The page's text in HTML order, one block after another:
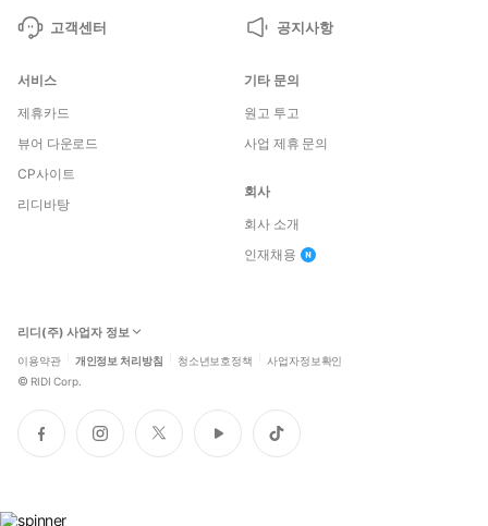
고객센터 공지사항
서비스
제휴카드
뷰어 다운로드
CP사이트
리디바탕
기타 문의
원고 투고
사업 제휴 문의
회사
회사 소개
인재채용
리디(주) 사업자 정보
이용약관 개인정보 처리방침 청소년보호정책 사업자정보확인
© RIDI Corp.
페
이
인
스
트
위
유
튜
틱
톡